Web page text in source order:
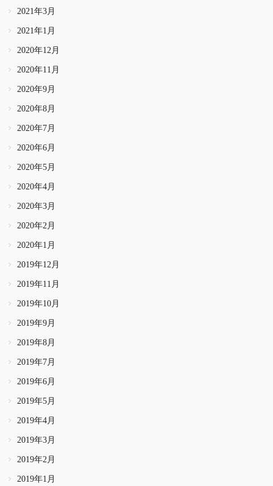
2021年3月
2021年1月
2020年12月
2020年11月
2020年9月
2020年8月
2020年7月
2020年6月
2020年5月
2020年4月
2020年3月
2020年2月
2020年1月
2019年12月
2019年11月
2019年10月
2019年9月
2019年8月
2019年7月
2019年6月
2019年5月
2019年4月
2019年3月
2019年2月
2019年1月